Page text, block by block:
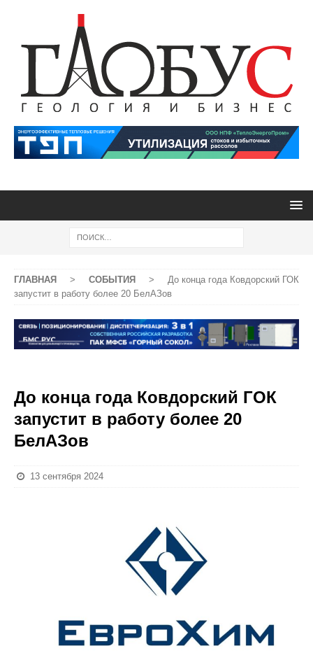
ГЛАВНАЯ > СОБЫТИЯ >
До конца года Ковдорский ГОК
запустит в работу более 20 БелАЗов
До конца года Ковдорский ГОК
запустит в работу более 20
БелАЗов
13 сентября 2024